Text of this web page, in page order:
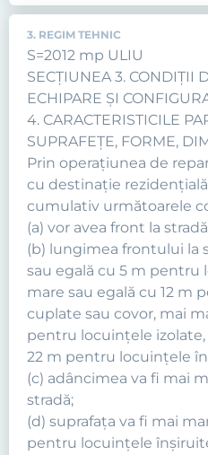
3. REGIM TEHNIC
S=2012 mp ULIU
SECŢIUNEA 3. CONDIŢII
ECHIPARE ŞI
4. CARACTERISTICILE
SUPRAFEŢE, FORME,
Prin operaţiunea de
cu destinaţie
cumulativ următoarele
(a) vor avea front la
(b) lungimea frontului la
sau egală cu 5 m pentru
mare sau egală cu 12 m
cuplate sau covor, mai
pentru locuinţele izolate,
22 m pentru locuinţele în
(c) adâncimea va fi mai
stradă;
(d) suprafaţa va fi mai
pentru locuinţele